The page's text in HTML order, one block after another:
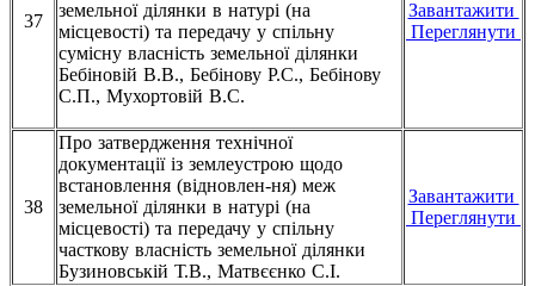
37
земельної ділянки в натурі (на
місцевості) та передачу у спільну
сумісну власність земельної ділянки
Бебіновій В.В., Бебінову Р.С., Бебінову
С.П., Мухортовій В.С.
Завантажити
Переглянути
38
Про затвердження технічної
документації із землеустрою щодо
встановлення (відновлен-ня) меж
земельної ділянки в натурі (на
місцевості) та передачу у спільну
часткову власність земельної ділянки
Бузиновській Т.В., Матвєєнко С.І.
Завантажити
Переглянути